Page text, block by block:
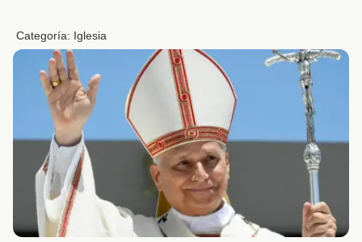
Categoría: Iglesia